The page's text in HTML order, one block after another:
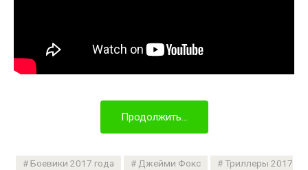
Продолжить...
Боевики 2017 года Джейми Фокс
Триллеры 2017